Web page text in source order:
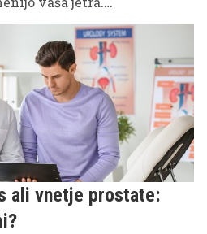
problematičnih in znake,
da preprečite resne
ali vnetje prostate: